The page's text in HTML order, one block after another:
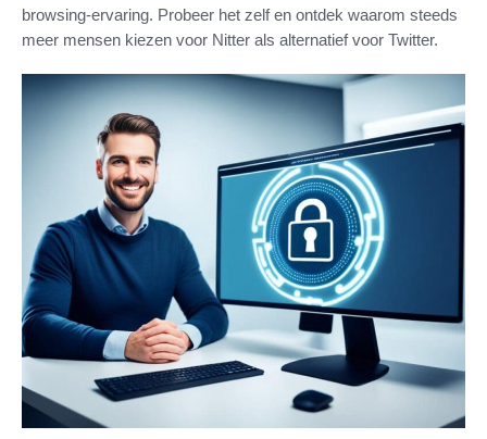
browsing-ervaring. Probeer het zelf en ontdek waarom steeds
meer mensen kiezen voor Nitter als alternatief voor Twitter.